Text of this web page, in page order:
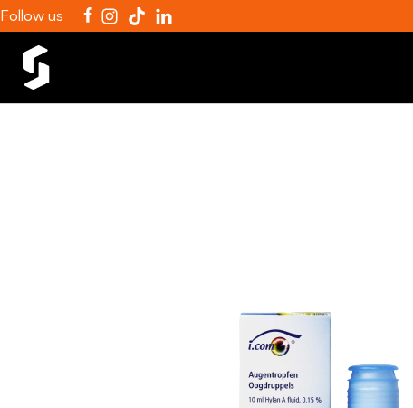
Follow us